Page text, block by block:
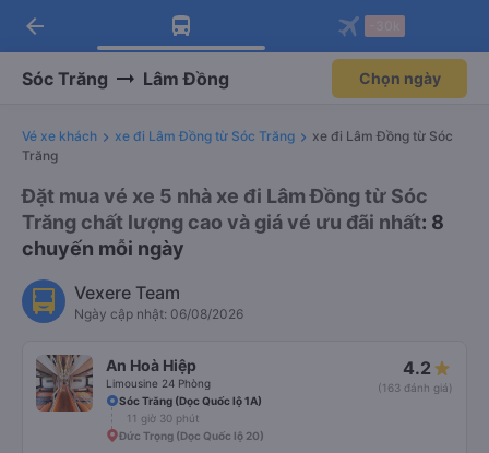
Tải app Vexere ngay!
Nhận ưu đãi thành viên độc
Mở app
Tải app Vexere
-30k/ghế khi đặt vé máy bay qua
Mở app
arrow_back
Sóc Trăng Lâm Đồng Chọn ngày
Vé xe khách xe đi Lâm Đồng từ Sóc Trăng
xe đi Lâm Đồng từ Sóc
Trăng
Đặt mua vé xe 5 nhà xe đi Lâm Đồng từ Sóc
Trăng chất lượng cao và giá vé ưu đãi nhất: 8
chuyến mỗi ngày
Vexere Team
Ngày cập nhật: 06/08/2026
An Hoà Hiệp
Limousine 24 Phòng
4.2
(163 đánh giá)
Sóc Trăng (Dọc Quốc lộ 1A)
11 giờ 30 phút
Đức Trọng (Dọc Quốc lộ 20)